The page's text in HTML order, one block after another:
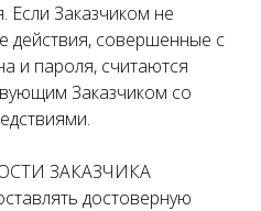
Если Заказчиком не
действия, совершенные с
и пароля, считаются
Заказчиком со
ЗАКАЗЧИКА
достоверную